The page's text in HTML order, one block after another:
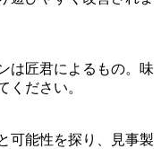
は匠君によるもの。味
ください。
可能性を探り、見事製